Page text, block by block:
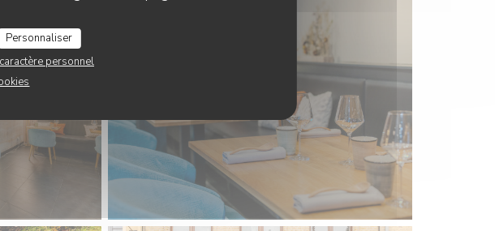
Personnaliser
personnel